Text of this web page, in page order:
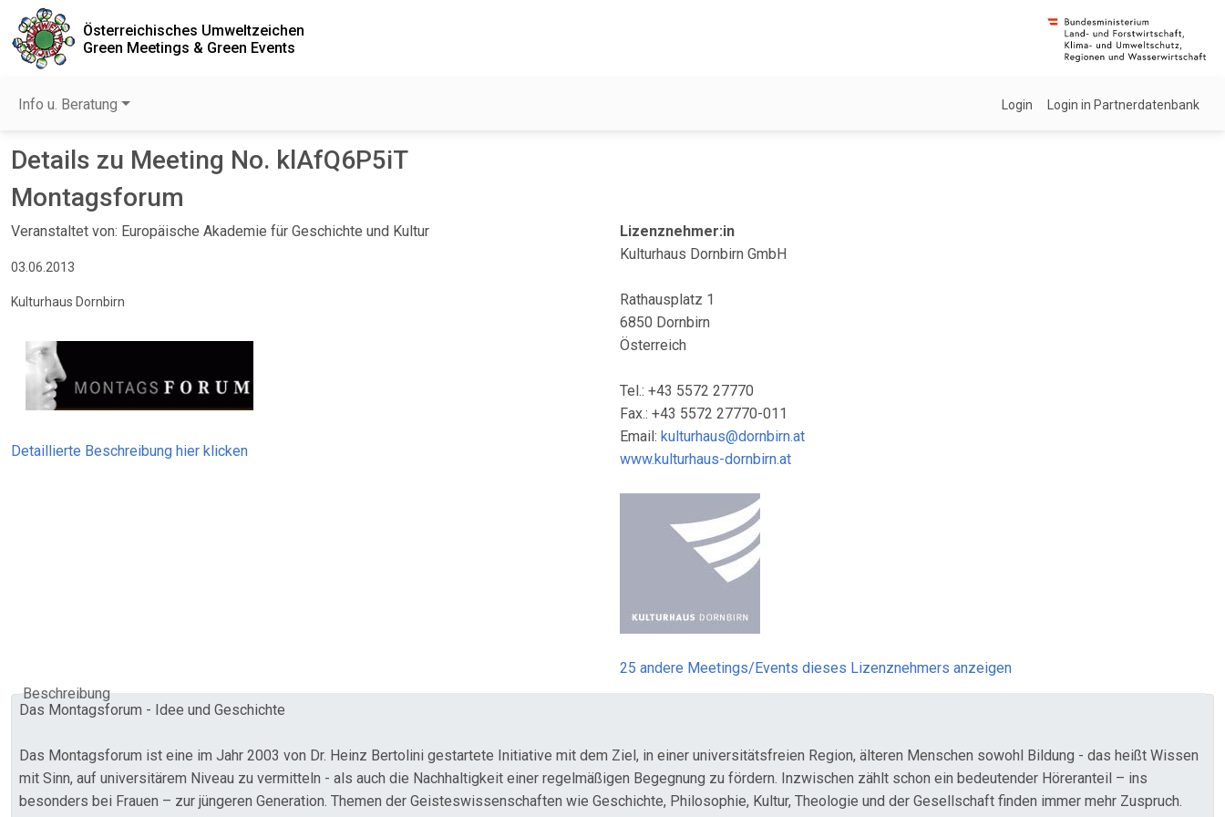
Österreichisches Umweltzeichen
Green Meetings & Green Events
Info u. Beratung Login Login in Partnerdatenbank
Details zu Meeting No. klAfQ6P5iT
Montagsforum
Veranstaltet von: Europäische Akademie für Geschichte und Kultur
03.06.2013
Kulturhaus Dornbirn
Detaillierte Beschreibung hier klicken
Lizenznehmer:in
Kulturhaus Dornbirn GmbH
Rathausplatz 1
6850 Dornbirn
Österreich
Tel.: +43 5572 27770
Fax.: +43 5572 27770-011
Email: kulturhaus@dornbirn.at
www.kulturhaus-dornbirn.at
25 andere Meetings/Events dieses Lizenznehmers anzeigen
Beschreibung
Das Montagsforum - Idee und Geschichte
Das Montagsforum ist eine im Jahr 2003 von Dr. Heinz Bertolini gestartete Initiative mit dem Ziel, in einer universitätsfreien Region, älteren Menschen sowohl Bildung - das heißt Wissen
mit Sinn, auf universitärem Niveau zu vermitteln - als auch die Nachhaltigkeit einer regelmäßigen Begegnung zu fördern. Inzwischen zählt schon ein bedeutender Höreranteil – ins
besonders bei Frauen – zur jüngeren Generation. Themen der Geisteswissenschaften wie Geschichte, Philosophie, Kultur, Theologie und der Gesellschaft finden immer mehr Zuspruch.